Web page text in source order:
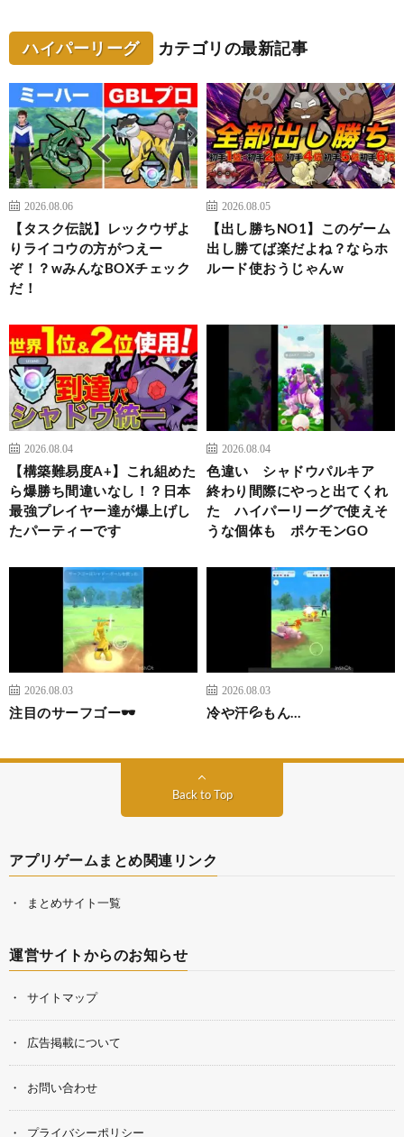
ハイパーリーグ カテゴリの最新記事
2026.08.06
【タスク伝説】レックウザよ
りライコウの方がつえー
ぞ！？wみんなBOXチェック
だ！
2026.08.05
【出し勝ちNO1】このゲーム
出し勝てば楽だよね？ならホ
ルード使おうじゃんw
2026.08.04
【構築難易度A+】これ組めた
ら爆勝ち間違いなし！？日本
最強プレイヤー達が爆上げし
たパーティーです
2026.08.04
色違い シャドウパルキア
終わり間際にやっと出てくれ
た ハイパーリーグで使えそ
うな個体も ポケモンGO
2026.08.03
注目のサーフゴー🕶️
2026.08.03
冷や汗💦もん…
Back to Top
アプリゲームまとめ関連リンク
まとめサイト一覧
運営サイトからのお知らせ
サイトマップ
広告掲載について
お問い合わせ
プライバシーポリシー